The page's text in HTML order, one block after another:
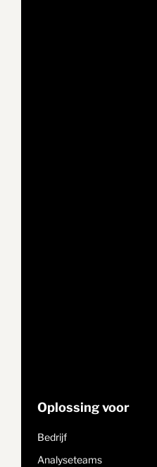
Oplossing voor
Bedrijf
Analyseteams